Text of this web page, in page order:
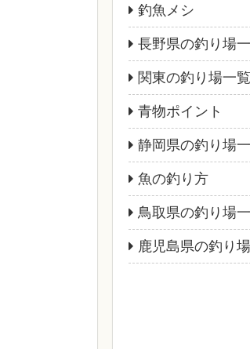
釣魚メシ
長野県の釣り場
関東の釣り場一覧
青物ポイント
静岡県の釣り場
魚の釣り方
鳥取県の釣り場
鹿児島県の釣り